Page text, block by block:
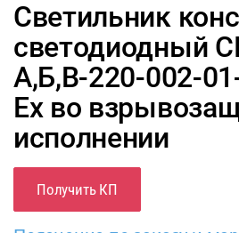
Светильник
светодиодный
А,Б,В-220-002-
Ех во
исполнении
Получить КП